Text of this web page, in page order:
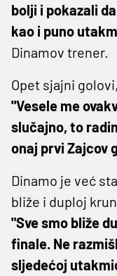
bolji i pokazali
kao i puno
Dinamov trener.
Opet sjajni
"Vesele me
slučajno, to
onaj prvi Zajcov
Dinamo je već
bliže i duploj
"Sve smo bliže
finale. Ne
sljedećoj